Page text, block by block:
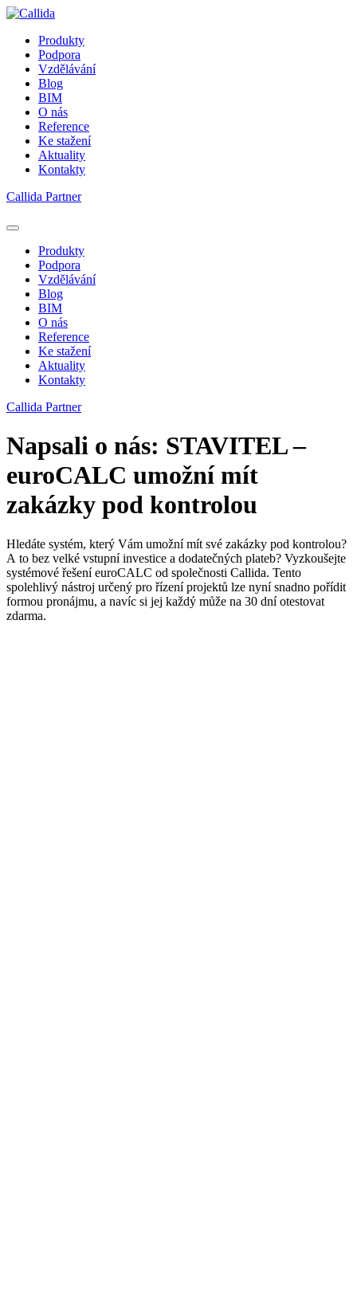
Produkty
Podpora
Vzdělávání
Blog
BIM
O nás
Reference
Ke stažení
Aktuality
Kontakty
Callida Partner
Produkty
Podpora
Vzdělávání
Blog
BIM
O nás
Reference
Ke stažení
Aktuality
Kontakty
Callida Partner
Napsali o nás: STAVITEL –
euroCALC umožní mít
zakázky pod kontrolou
Hledáte systém, který Vám umožní mít své zakázky pod kontrolou?
A to bez velké vstupní investice a dodatečných plateb? Vyzkoušejte
systémové řešení euroCALC od společnosti Callida. Tento
spolehlivý nástroj určený pro řízení projektů lze nyní snadno pořídit
formou pronájmu, a navíc si jej každý může na 30 dní otestovat
zdarma.